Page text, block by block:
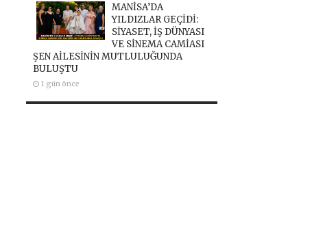
MANİSA’DA
YILDIZLAR GEÇİDİ:
SİYASET, İŞ DÜNYASI
VE SİNEMA CAMİASI
ŞEN AİLESİNİN MUTLULUĞUNDA
BULUŞTU
1 gün önce